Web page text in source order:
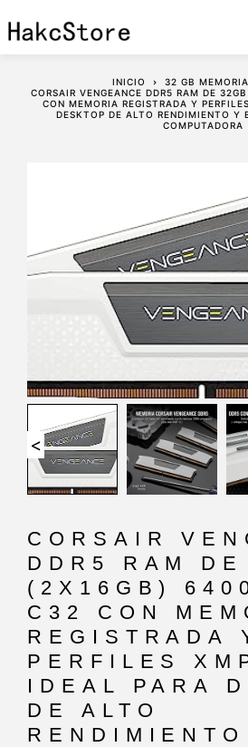
INICIO
32 GB
CORSAIR VENGEANCE DDR5 RAM DE
CON MEMORIA REGISTRADA Y
DESKTOP DE ALTO RENDIMIENTO Y
COMPUTADORA
<
CORSAIR
DDR5 RAM DE
(2X16GB)
C32 CON
REGISTRADA
PERFILES
IDEAL PARA
DE ALTO
RENDIMIENTO